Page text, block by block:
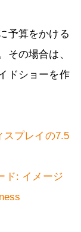
予算をかける
その場合は、
ドショーを作
スプレイの7.5
ド: イメージ